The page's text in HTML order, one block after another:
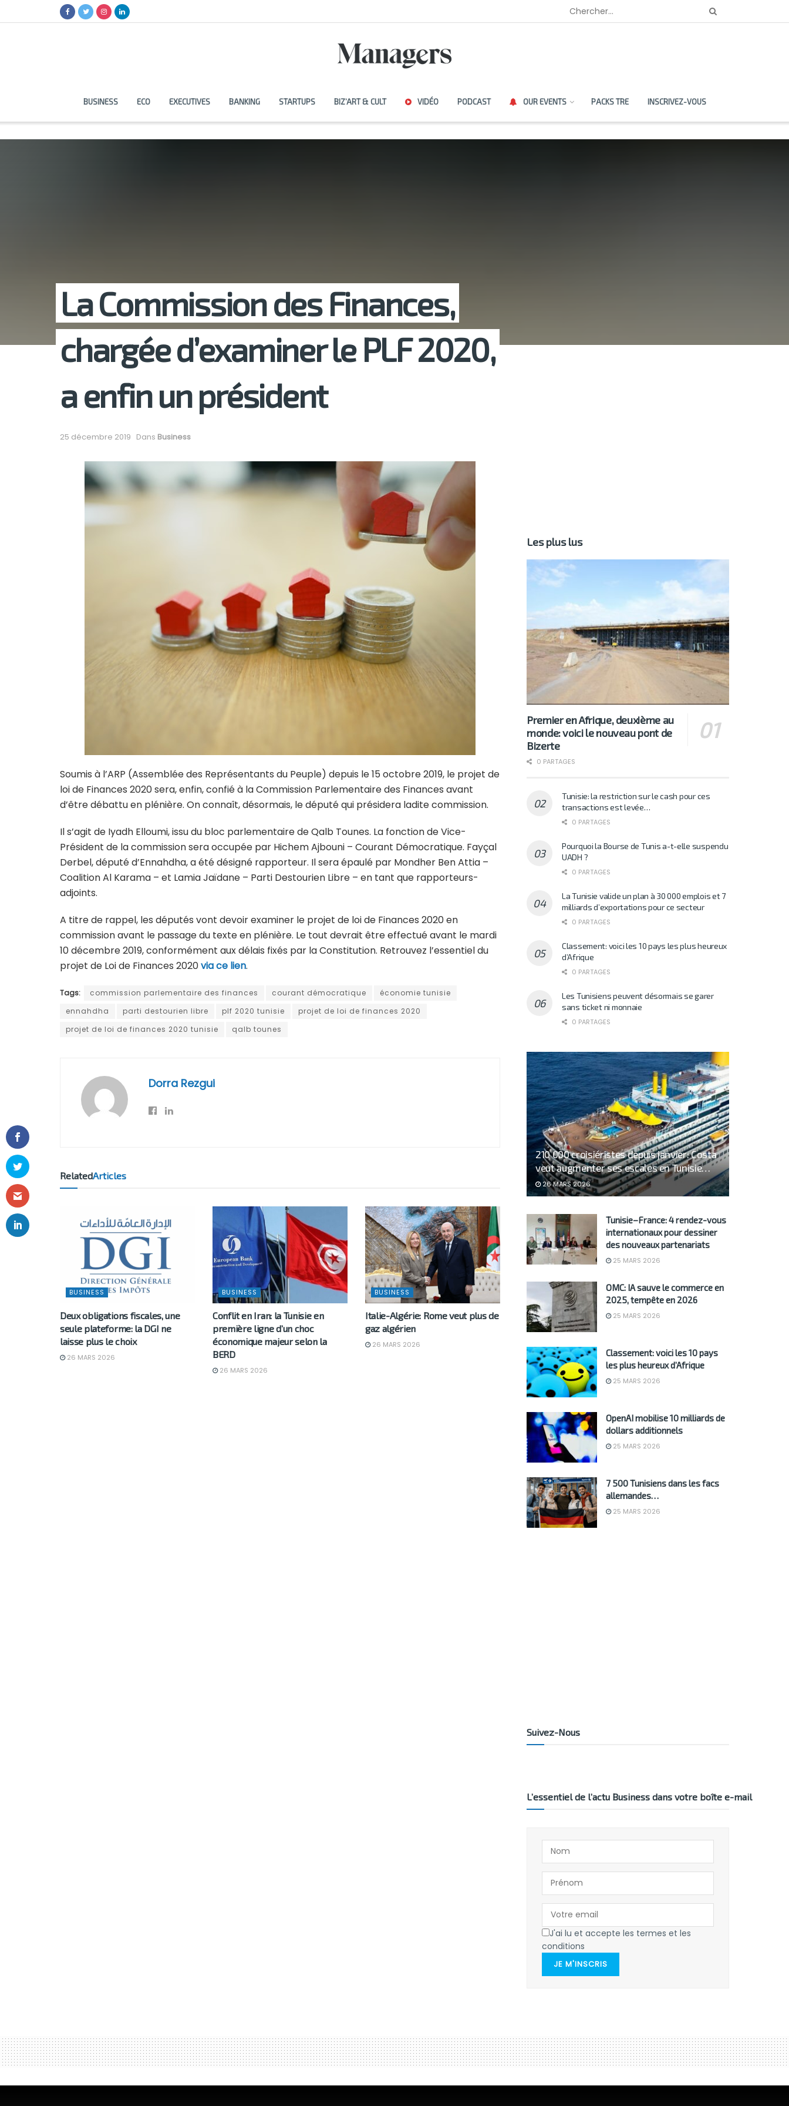
BUSINESS ECO EXECUTIVES BANKING STARTUPS BIZ’ART & CULT VIDÉO PODCAST OUR EVENTS PACKS TRE INSCRIVEZ-VOUS
La Commission des Finances,
chargée d’examiner le PLF 2020,
a enfin un président
25 décembre 2019 Dans Business
Soumis à l’ARP (Assemblée des Représentants du Peuple) depuis le 15 octobre 2019, le projet de
loi de Finances 2020 sera, enfin, confié à la Commission Parlementaire des Finances avant
d’être débattu en plénière. On connaît, désormais, le député qui présidera ladite commission.
Il s’agit de Iyadh Elloumi, issu du bloc parlementaire de Qalb Tounes. La fonction de Vice-
Président de la commission sera occupée par Hichem Ajbouni – Courant Démocratique. Fayçal
Derbel, député d’Ennahdha, a été désigné rapporteur. Il sera épaulé par Mondher Ben Attia –
Coalition Al Karama – et Lamia Jaïdane – Parti Destourien Libre – en tant que rapporteurs-
adjoints.
A titre de rappel, les députés vont devoir examiner le projet de loi de Finances 2020 en
commission avant le passage du texte en plénière. Le tout devrait être effectué avant le mardi
10 décembre 2019, conformément aux délais fixés par la Constitution. Retrouvez l’essentiel du
projet de Loi de Finances 2020via ce lien.
Tags: commission parlementaire des finances courant démocratique
économie tunisie
ennahdha
parti destourien libre plf 2020 tunisie
projet de loi de finances 2020
projet de loi de finances 2020 tunisie
qalb tounes
Dorra Rezgui
RelatedArticles
BUSINESS
Deux obligations fiscales, une
seule plateforme: la DGI ne
laisse plus le choix
26 MARS 2026
BUSINESS
Conflit en Iran: la Tunisie en
première ligne d’un choc
économique majeur selon la
BERD
26 MARS 2026
BUSINESS
Italie-Algérie: Rome veut plus de
gaz algérien
26 MARS 2026
Les plus lus
Premier en Afrique, deuxième au
monde: voici le nouveau pont de
Bizerte
0 PARTAGES
Tunisie: la restriction sur le cash pour ces
transactions est levée…
0 PARTAGES
Pourquoi la Bourse de Tunis a-t-elle suspendu
UADH ?
0 PARTAGES
La Tunisie valide un plan à 30 000 emplois et 7
milliards d’exportations pour ce secteur
0 PARTAGES
Classement: voici les 10 pays les plus heureux
d’Afrique
0 PARTAGES
Les Tunisiens peuvent désormais se garer
sans ticket ni monnaie
0 PARTAGES
210 000 croisiéristes depuis janvier: Costa
veut augmenter ses escales en Tunisie…
26 MARS 2026
Tunisie–France: 4 rendez-vous
internationaux pour dessiner
des nouveaux partenariats
25 MARS 2026
OMC: IA sauve le commerce en
2025, tempête en 2026
25 MARS 2026
Classement: voici les 10 pays
les plus heureux d’Afrique
25 MARS 2026
OpenAI mobilise 10 milliards de
dollars additionnels
25 MARS 2026
7 500 Tunisiens dans les facs
allemandes…
25 MARS 2026
Suivez-Nous
L’essentiel de l’actu Business dans votre boîte e-mail
J'ai lu et accepte les termes et les
conditions
JE M'INSCRIS